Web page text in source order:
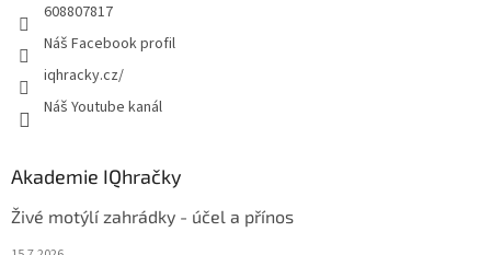
608807817
Náš Facebook profil
iqhracky.cz/
Náš Youtube kanál
Akademie IQhračky
Živé motýlí zahrádky - účel a přínos